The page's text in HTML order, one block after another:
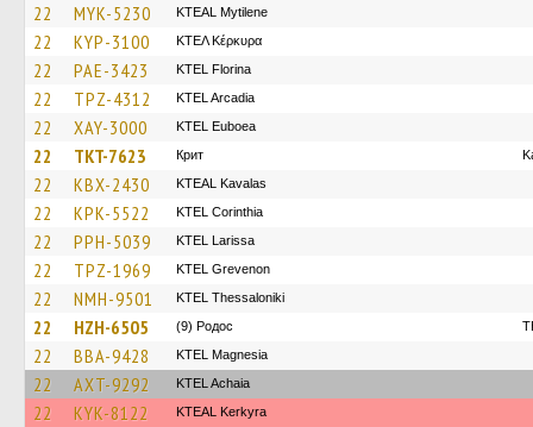
22 MYK-5230 KTEAL Mytilene
22 KYP-3100 ΚΤΕΛ Κέρκυρα
22 PAE-3423 KTEL Florina
22 TPZ-4312 KTEL Arcadia
22 XAY-3000 ΚΤΕL Euboea
22 TKT-7623 Крит
22 KBX-2430 KTEAL Kavalas
22 KPK-5522 KTEL Corinthia
22 PPH-5039 KTEL Larissa
22 TPZ-1969 ΚΤΕL Grevenon
22 NMH-9501 KTEL Thessaloniki
22 HZH-6505 (9) Родос
22 BBA-9428 ΚΤΕL Magnesia
22 AXT-9292 KTEL Achaia
22 KYK-8122 KTEAL Kerkyra